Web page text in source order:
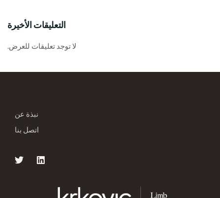
التعليقات الأخيرة
لا توجد تعليقات للعرض.
نبذة عن
اتصل بنا